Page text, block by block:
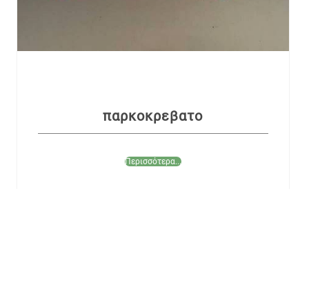
παρκοκρεβατο
Περισσότερα...